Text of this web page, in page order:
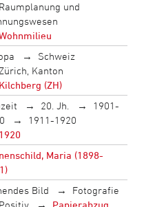
Raumplanung und
Schweiz
Zürich, Kanton
Kilchberg (ZH)
20. Jh.
1901-
1911-1920
1920
Maria (1898-
Bild
Fotografie